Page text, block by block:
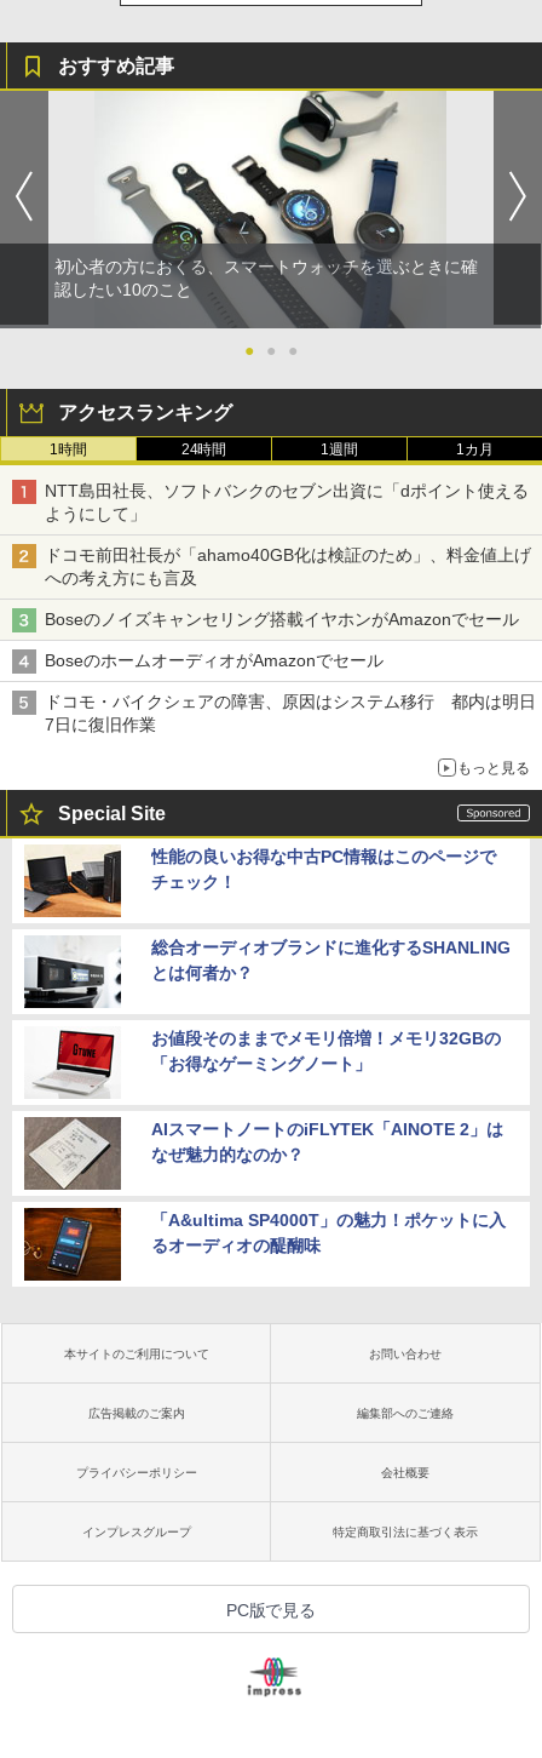
おすすめ記事
初心者の方におくる、スマートウォッチを選ぶときに確
認したい10のこと
● ● ●
アクセスランキング
1時間 24時間 1週間 1カ月
NTT島田社長、ソフトバンクのセブン出資に「dポイント使える
ようにして」
ドコモ前田社長が「ahamo40GB化は検証のため」、料金値上げ
への考え方にも言及
Boseのノイズキャンセリング搭載イヤホンがAmazonでセール
BoseのホームオーディオがAmazonでセール
ドコモ・バイクシェアの障害、原因はシステム移行 都内は明日
7日に復旧作業
もっと見る
Special Site
性能の良いお得な中古PC情報はこのページで
チェック！
総合オーディオブランドに進化するSHANLING
とは何者か？
お値段そのままでメモリ倍増！メモリ32GBの
「お得なゲーミングノート」
AIスマートノートのiFLYTEK「AINOTE 2」は
なぜ魅力的なのか？
「A&ultima SP4000T」の魅力！ポケットに入
るオーディオの醍醐味
本サイトのご利用について お問い合わせ
広告掲載のご案内 編集部へのご連絡
プライバシーポリシー 会社概要
インプレスグループ 特定商取引法に基づく表示
PC版で見る